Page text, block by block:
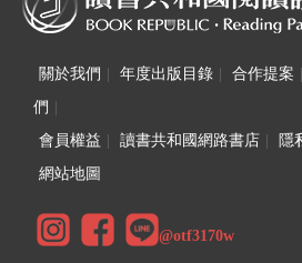
關於我們 年度出版目錄 合作提案
們
會員權益
讀書共和國網路書店 隱
網站地圖
@otf3170w